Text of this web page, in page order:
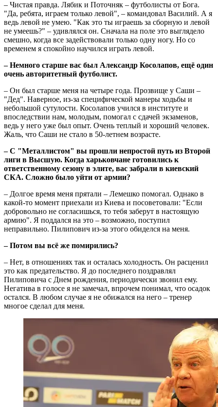
– Чистая правда. Лябик и Поточняк – футболисты от Бога.
"Да, ребята, играем только левой", – командовал Василий. А я
ведь левой не умею. "Как это ты играешь за сборную и левой
не умеешь?" – удивлялся он. Сначала на поле это выглядело
смешно, когда все задействовали только одну ногу. Но со
временем я спокойно научился играть левой.
– Немного старше вас был Александр Косолапов, ещё один
очень авторитетный футболист.
– Он был старше меня на четыре года. Прозвище у Саши –
"Дед". Наверное, из-за специфической манеры ходьбы и
небольшой сутулости. Косолапов учился в институте и
впоследствии нам, молодым, помогал с сдачей экзаменов,
ведь у него уже был опыт. Очень теплый и хороший человек.
Жаль, что Саши не стало в 50-летнем возрасте.
– С "Металлистом" вы прошли непростой путь из Второй
лиги в Высшую. Когда харьковчане готовились к
ответственному сезону в элите, вас забрали в киевский
СКА. Сложно было уйти от армии?
– Долгое время меня прятали – Лемешко помогал. Однако в
какой-то момент приехали из Киева и посоветовали: "Если
добровольно не согласишься, то тебя заберут в настоящую
армию". Я поддался на это – возможно, поступил
неправильно. Пилипович из-за этого обиделся на меня.
– Потом вы всё же помирились?
– Нет, в отношениях так и осталась холодность. Он расценил
это как предательство. Я до последнего поздравлял
Пилиповича с Днем рождения, периодически звонил ему.
Негатива в голосе я не замечал, впрочем понимал, что осадок
остался. В любом случае я не обижался на него – тренер
многое сделал для меня.